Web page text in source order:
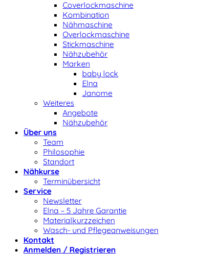
Coverlockmaschine
Kombination
Nähmaschine
Overlockmaschine
Stickmaschine
Nähzubehör
Marken
baby lock
Elna
Janome
Weiteres
Angebote
Nähzubehör
Über uns
Team
Philosophie
Standort
Nähkurse
Terminübersicht
Service
Newsletter
Elna – 5 Jahre Garantie
Materialkurzzeichen
Wasch- und Pflegeanweisungen
Kontakt
Anmelden / Registrieren